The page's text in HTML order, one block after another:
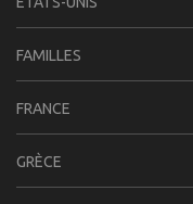
FAMILLES
FRANCE
GRÈCE